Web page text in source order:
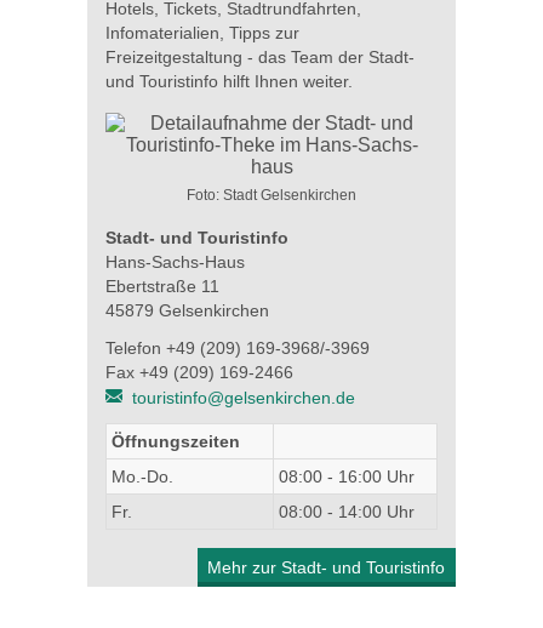
Hotels, Tickets, Stadtrundfahrten,
Infomaterialien, Tipps zur
Freizeitgestaltung - das Team der Stadt-
und Touristinfo hilft Ihnen weiter.
Foto: Stadt Gelsenkirchen
Stadt- und Touristinfo
Hans-Sachs-Haus
Ebertstraße 11
45879 Gelsenkirchen
Telefon +49 (209) 169-3968/-3969
Fax +49 (209) 169-2466
touristinfo@gelsenkirchen.de
Öffnungszeiten
Mo.-Do.
08:00 - 16:00 Uhr
Fr.
08:00 - 14:00 Uhr
Mehr zur Stadt- und Touristinfo